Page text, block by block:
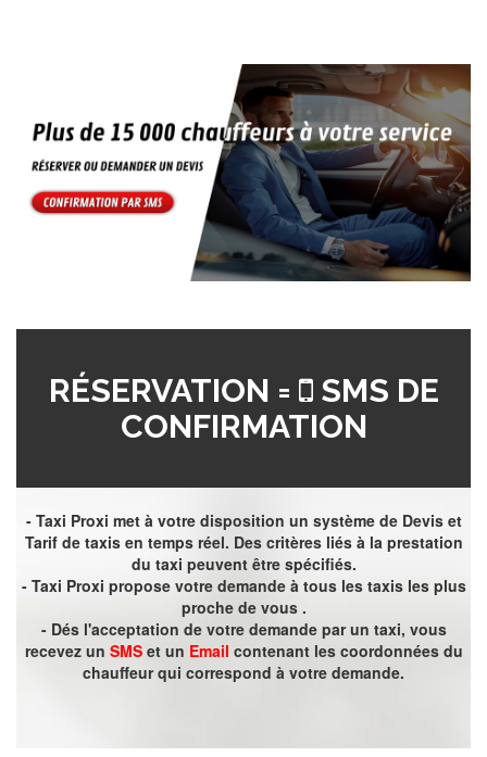
RÉSERVATION =
SMS DE
CONFIRMATION
- Taxi Proxi met à votre disposition un système de Devis et
Tarif de taxis en temps réel. Des critères liés à la prestation
du taxi peuvent être spécifiés.
- Taxi Proxi propose votre demande à tous les taxis les plus
proche de vous .
- Dés l'acceptation de votre demande par un taxi, vous
recevez un SMSet un Email contenant les coordonnées du
chauffeur qui correspond à votre demande.